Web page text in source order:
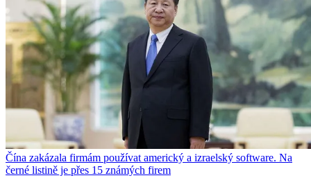
Čína zakázala firmám používat americký a izraelský software. Na
černé listině je přes 15 známých firem